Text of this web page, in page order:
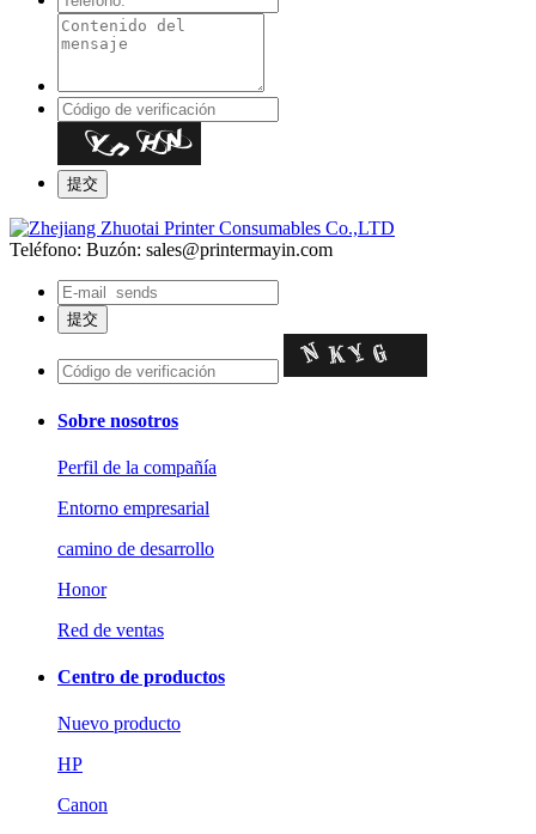
Teléfono: Buzón: sales@printermayin.com
Sobre nosotros
Perfil de la compañía
Entorno empresarial
camino de desarrollo
Honor
Red de ventas
Centro de productos
Nuevo producto
HP
Canon